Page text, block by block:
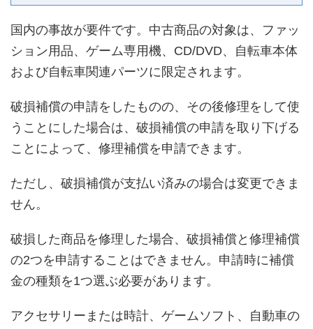
国内の事故が要件です。中古商品の対象は、ファッ
ション用品、ゲーム専用機、CD/DVD、自転車本体
および自転車関連パーツに限定されます。
破損補償の申請をしたものの、その後修理をして使
うことにした場合は、破損補償の申請を取り下げる
ことによって、修理補償を申請できます。
ただし、破損補償が支払い済みの場合は変更できま
せん。
破損した商品を修理した場合、破損補償と修理補償
の2つを申請することはできません。申請時に補償
金の種類を1つ選ぶ必要があります。
アクセサリーまたは時計、ゲームソフト、自動車の